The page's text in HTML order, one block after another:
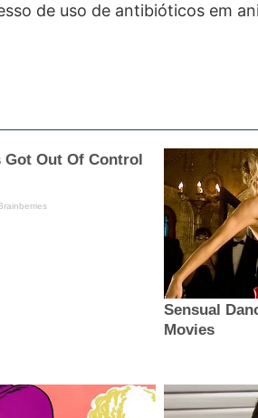
de uso de antibióticos em